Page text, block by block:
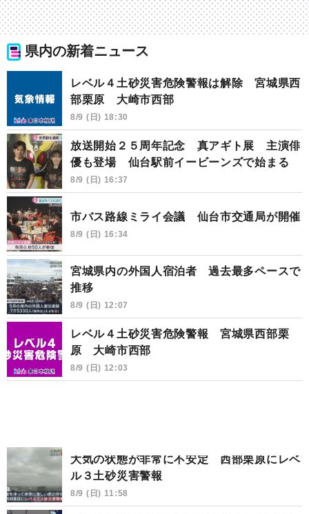
県内の新着ニュース
レベル４土砂災害危険警報は解除 宮城県西
部栗原 大崎市西部
8/9 (日) 18:30
放送開始２５周年記念 真アギト展 主演俳
優も登場 仙台駅前イービーンズで始まる
8/9 (日) 16:37
市バス路線ミライ会議 仙台市交通局が開催
8/9 (日) 16:34
宮城県内の外国人宿泊者 過去最多ペースで
推移
8/9 (日) 12:07
レベル４土砂災害危険警報 宮城県西部栗
原 大崎市西部
8/9 (日) 12:03
大気の状態が非常に不安定 西部栗原にレベ
ル３土砂災害警報
8/9 (日) 11:58